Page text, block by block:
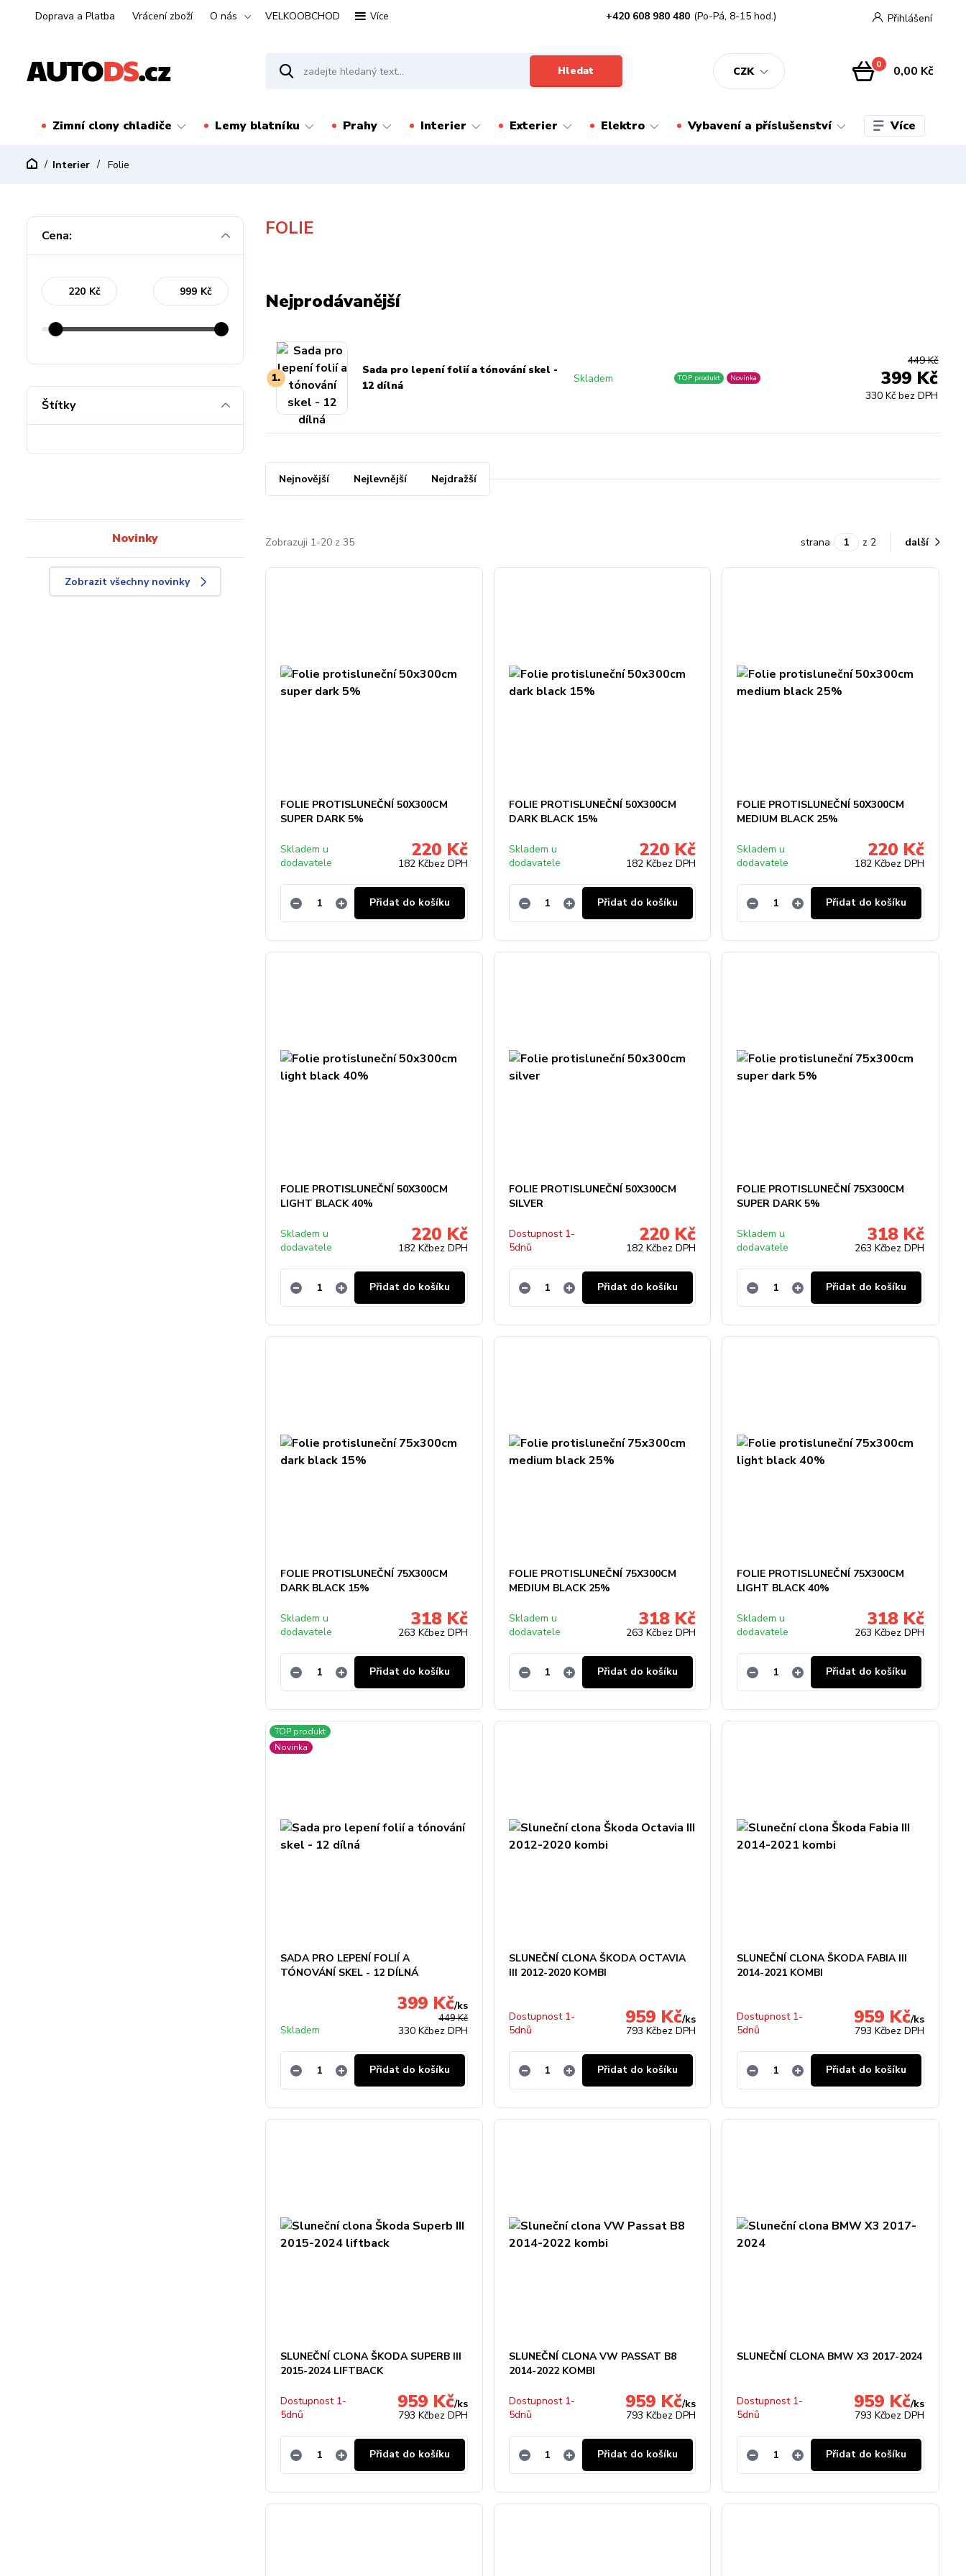
Doprava a Platba Vrácení zboží O nás VELKOOBCHOD Více
CZK
Přihlášení
Hledat
+420 608 980 480 (Po-Pá, 8-15 hod.)
0 0,00 Kč
Zimní clony chladiče Lemy blatníku Prahy Interier Exterier Elektro Vybavení a příslušenství Více
Interier Folie
FOLIE
Nejprodávanější
1.
Sada pro lepení folií a tónování skel -
12 dílná
Skladem TOP produkt Novinka
449 Kč
399 Kč
330 Kč bez DPH
Nejnovější Nejlevnější Nejdražší
Zobrazuji 1-20 z 35 strana z 2 další
FOLIE PROTISLUNEČNÍ 50X300CM
SUPER DARK 5%
220 Kč
182 Kčbez DPH
Skladem u
dodavatele
Přidat do košíku
FOLIE PROTISLUNEČNÍ 50X300CM
DARK BLACK 15%
220 Kč
182 Kčbez DPH
Skladem u
dodavatele
Přidat do košíku
FOLIE PROTISLUNEČNÍ 50X300CM
MEDIUM BLACK 25%
220 Kč
182 Kčbez DPH
Skladem u
dodavatele
Přidat do košíku
FOLIE PROTISLUNEČNÍ 50X300CM
LIGHT BLACK 40%
220 Kč
182 Kčbez DPH
Skladem u
dodavatele
Přidat do košíku
FOLIE PROTISLUNEČNÍ 50X300CM
SILVER
220 Kč
182 Kčbez DPH
Dostupnost 1-
5dnů
Přidat do košíku
FOLIE PROTISLUNEČNÍ 75X300CM
SUPER DARK 5%
318 Kč
263 Kčbez DPH
Skladem u
dodavatele
Přidat do košíku
FOLIE PROTISLUNEČNÍ 75X300CM
DARK BLACK 15%
318 Kč
263 Kčbez DPH
Skladem u
dodavatele
Přidat do košíku
FOLIE PROTISLUNEČNÍ 75X300CM
MEDIUM BLACK 25%
318 Kč
263 Kčbez DPH
Skladem u
dodavatele
Přidat do košíku
FOLIE PROTISLUNEČNÍ 75X300CM
LIGHT BLACK 40%
318 Kč
263 Kčbez DPH
Skladem u
dodavatele
Přidat do košíku
TOP produkt
Novinka
SADA PRO LEPENÍ FOLIÍ A
TÓNOVÁNÍ SKEL - 12 DÍLNÁ
449 Kč
399 Kč/ks
330 Kčbez DPH
Skladem
Přidat do košíku
SLUNEČNÍ CLONA ŠKODA OCTAVIA
III 2012-2020 KOMBI
959 Kč/ks
793 Kčbez DPH
Dostupnost 1-
5dnů
Přidat do košíku
SLUNEČNÍ CLONA ŠKODA FABIA III
2014-2021 KOMBI
959 Kč/ks
793 Kčbez DPH
Dostupnost 1-
5dnů
Přidat do košíku
SLUNEČNÍ CLONA ŠKODA SUPERB III
2015-2024 LIFTBACK
959 Kč/ks
793 Kčbez DPH
Dostupnost 1-
5dnů
Přidat do košíku
SLUNEČNÍ CLONA VW PASSAT B8
2014-2022 KOMBI
959 Kč/ks
793 Kčbez DPH
Dostupnost 1-
5dnů
Přidat do košíku
SLUNEČNÍ CLONA BMW X3 2017-2024
959 Kč/ks
793 Kčbez DPH
Dostupnost 1-
5dnů
Přidat do košíku
Cena:
Kč Kč
Štítky
Novinky
Zobrazit všechny novinky